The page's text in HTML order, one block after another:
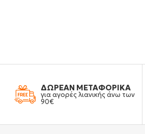
ΔΩΡΕΑΝ ΜΕΤΑΦΟΡΙΚΑ
για αγορές λιανικής άνω των
90€